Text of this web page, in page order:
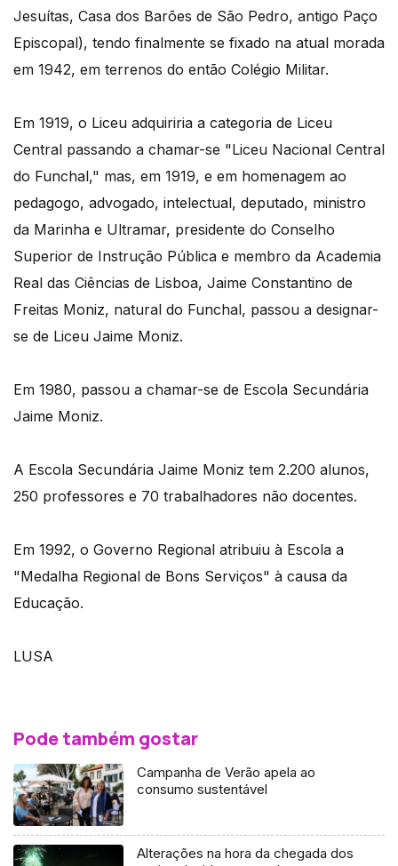
Jesuítas, Casa dos Barões de São Pedro, antigo Paço
Episcopal), tendo finalmente se fixado na atual morada
em 1942, em terrenos do então Colégio Militar.
Em 1919, o Liceu adquiriria a categoria de Liceu
Central passando a chamar-se "Liceu Nacional Central
do Funchal," mas, em 1919, e em homenagem ao
pedagogo, advogado, intelectual, deputado, ministro
da Marinha e Ultramar, presidente do Conselho
Superior de Instrução Pública e membro da Academia
Real das Ciências de Lisboa, Jaime Constantino de
Freitas Moniz, natural do Funchal, passou a designar-
se de Liceu Jaime Moniz.
Em 1980, passou a chamar-se de Escola Secundária
Jaime Moniz.
A Escola Secundária Jaime Moniz tem 2.200 alunos,
250 professores e 70 trabalhadores não docentes.
Em 1992, o Governo Regional atribuiu à Escola a
"Medalha Regional de Bons Serviços" à causa da
Educação.
LUSA
Pode também gostar
Campanha de Verão apela ao
consumo sustentável
Alterações na hora da chegada dos